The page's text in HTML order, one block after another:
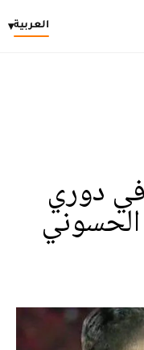
العربية▾
في دوري